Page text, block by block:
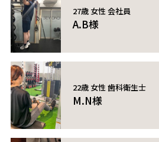
27歳 女性 会社員
A.B様
女性らしいしなやかな体に憧れ、トレー
ナーさんには、毎回、飽きないメニューを
すること自体が、楽しいと思うようになり
事指導も、私に合ったアドバイスをくださ
ながら続けられています。引き続き、よろ
22歳 女性 歯科衛生士
M.N様
女性らしいメリハリのある身体になりた